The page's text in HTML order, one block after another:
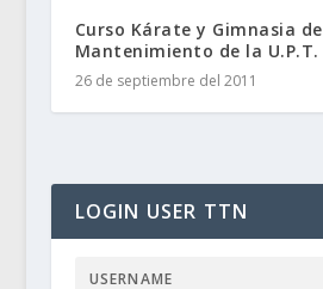
Curso Kárate y Gimnasia de
Mantenimiento de la U.P.T.
26 de septiembre del 2011
LOGIN USER TTN